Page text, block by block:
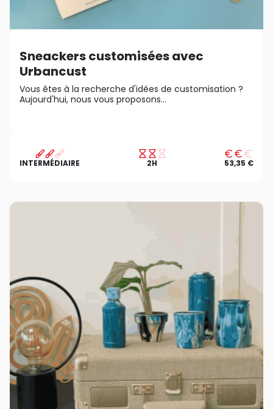
Sneackers customisées avec
Urbancust
Vous êtes à la recherche d'idées de customisation ?
Aujourd'hui, nous vous proposons...
INTERMÉDIAIRE 2H 53,35 €